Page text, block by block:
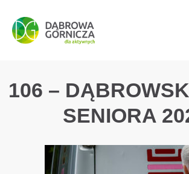
PRZEJDŹ DO MENU GŁÓWNEGO
PRZEJDŹ DO WYSZUKIWARKI
PRZEJDŹ DO TREŚCI
106 –
SENIORA